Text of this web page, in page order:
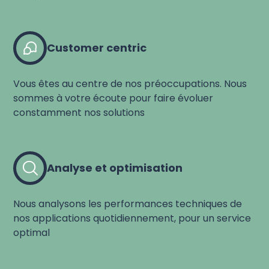
Customer centric
Vous êtes au centre de nos préoccupations. Nous
sommes à votre écoute pour faire évoluer
constamment nos solutions
Analyse et optimisation
Nous analysons les performances techniques de
nos applications quotidiennement, pour un service
optimal